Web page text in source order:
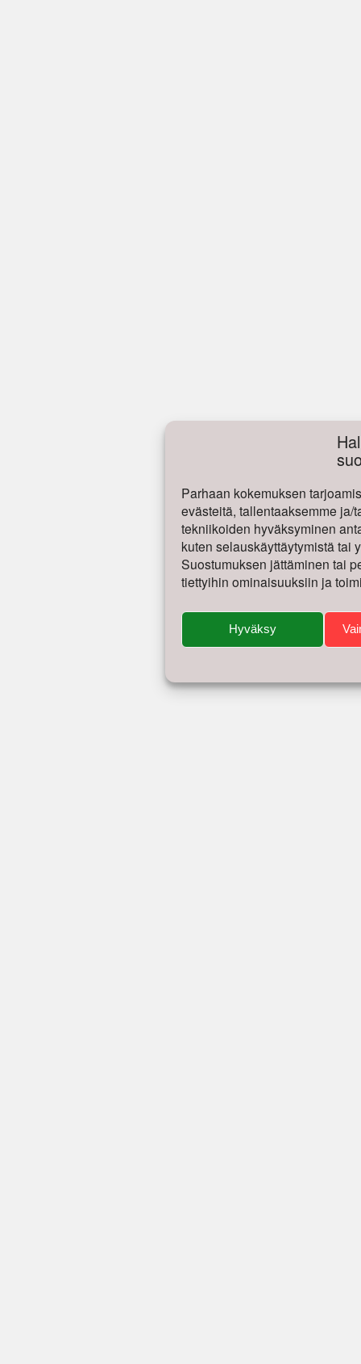
Parhaan kokemuksen
evästeitä, tallentaaksemme ja/
tekniikoiden hyväksyminen
kuten selauskäyttäytymistä tai
Suostumuksen jättäminen tai
tiettyihin ominaisuuksiin ja
Hyväksy